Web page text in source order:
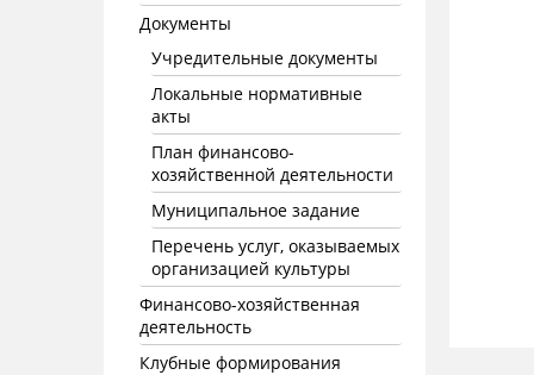
Документы
Учредительные документы
Локальные нормативные
акты
План финансово-
хозяйственной деятельности
Муниципальное задание
Перечень услуг, оказываемых
организацией культуры
Финансово-хозяйственная
деятельность
Клубные формирования